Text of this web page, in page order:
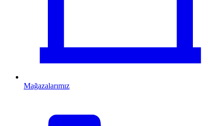
Mağazalarımız